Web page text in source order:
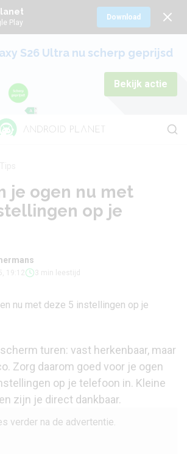
Play
Download
S26 Ultra nu scherp geprijsd
Bekijk actie
je ogen nu met
op je
19:12 3 min leestijd
turen: vast herkenbaar, maar
Zorg daarom goed voor je ogen
op je telefoon in. Kleine
zijn je direct dankbaar.
verder na de advertentie.